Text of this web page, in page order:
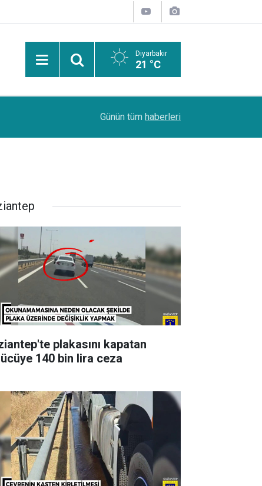
Diyarbakır
21 °C
başarı sırasına göre tercih yapılmalı
Günün tüm haberleri
plakasını kapatan
140 bin lira ceza